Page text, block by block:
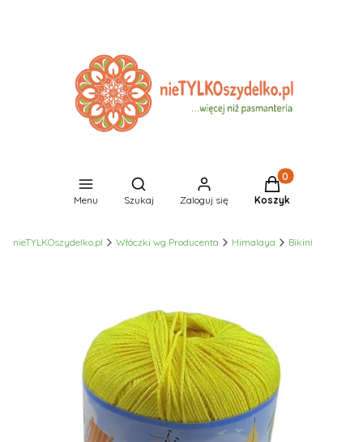
Menu
Otwórz wyszukiwarkę
Szukaj Zaloguj się
Produkty w
Koszyk
nieTYLKOszydelko.pl Włóczki wg Producenta Himalaya Bikini